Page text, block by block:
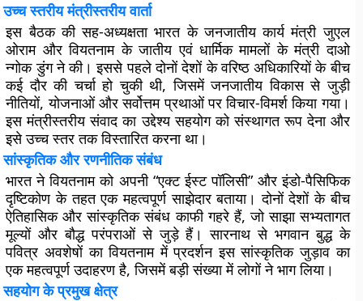
उच्च स्तरीय मंत्रीस्तरीय वार्ता
इस बैठक की सह-अध्यक्षता भारत के जनजातीय कार्य मंत्री जुएल
ओराम और वियतनाम के जातीय एवं धार्मिक मामलों के मंत्री दाओ
न्गोक डुंग ने की। इससे पहले दोनों देशों के वरिष्ठ अधिकारियों के बीच
कई दौर की चर्चा हो चुकी थी, जिसमें जनजातीय विकास से जुड़ी
नीतियों, योजनाओं और सर्वोत्तम प्रथाओं पर विचार-विमर्श किया गया।
इस मंत्रीस्तरीय संवाद का उद्देश्य सहयोग को संस्थागत रूप देना और
इसे उच्च स्तर तक विस्तारित करना था।
सांस्कृतिक और रणनीतिक संबंध
भारत ने वियतनाम को अपनी “एक्ट ईस्ट पॉलिसी” और इंडो-पैसिफिक
दृष्टिकोण के तहत एक महत्वपूर्ण साझेदार बताया। दोनों देशों के बीच
ऐतिहासिक और सांस्कृतिक संबंध काफी गहरे हैं, जो साझा सभ्यतागत
मूल्यों और बौद्ध परंपराओं से जुड़े हैं। सारनाथ से भगवान बुद्ध के
पवित्र अवशेषों का वियतनाम में प्रदर्शन इस सांस्कृतिक जुड़ाव का
एक महत्वपूर्ण उदाहरण है, जिसमें बड़ी संख्या में लोगों ने भाग लिया।
सहयोग के प्रमुख क्षेत्र